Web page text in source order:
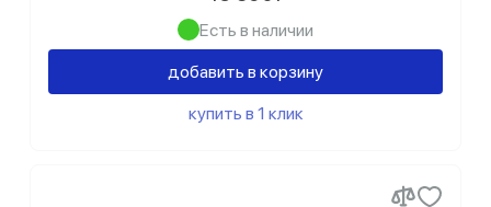
Есть в наличии
добавить в корзину
купить в 1 клик